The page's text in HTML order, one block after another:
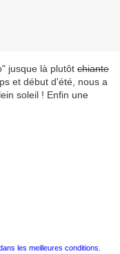
jusque là plutôt chiante
et début d'été, nous a
soleil ! Enfin une
les meilleures conditions.